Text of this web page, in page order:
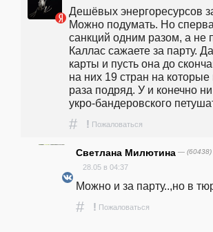
Дешёвых энергоресурсов
Можно подумать. Но
санкций одним разом, а не
Каллас сажаете за парту.
карты и пусть она до
на них 19 стран на
раза подряд. У и конечно
укро-бандеровского
# ! Пожаловаться
Светлана Милютина — (60438)
28.05 в 04:37
Можно и за парту..,но в
# ! Пожаловаться